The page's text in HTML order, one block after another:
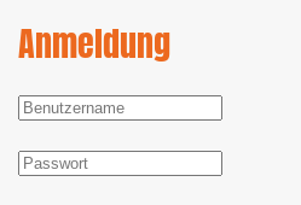
Anmeldung